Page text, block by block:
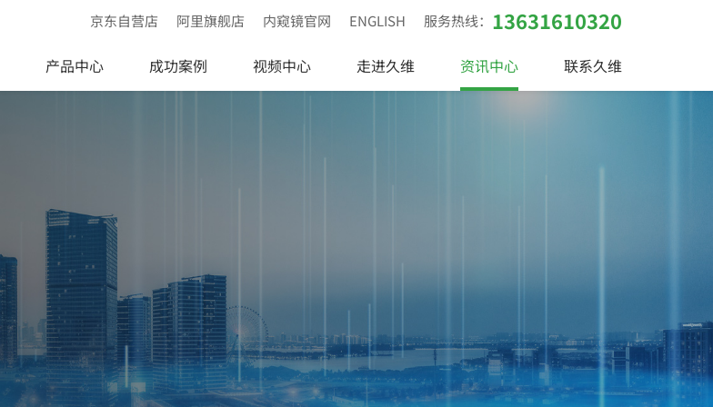
产品中心 成功案例 视频中心 走进久维 资讯中心 联系久维
京东自营店 阿里旗舰店 内窥镜官网 ENGLISH 服务热线： 13631610320